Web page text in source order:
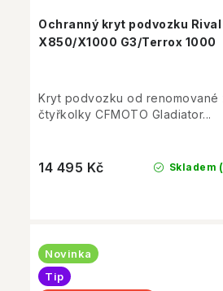
Ochranný kryt podvozku
X850/X1000 G3/Terrox 1000
Skladem
14 495 Kč
Kryt podvozku od renomované
čtyřkolky CFMOTO Gladiator...
Novinka
Tip